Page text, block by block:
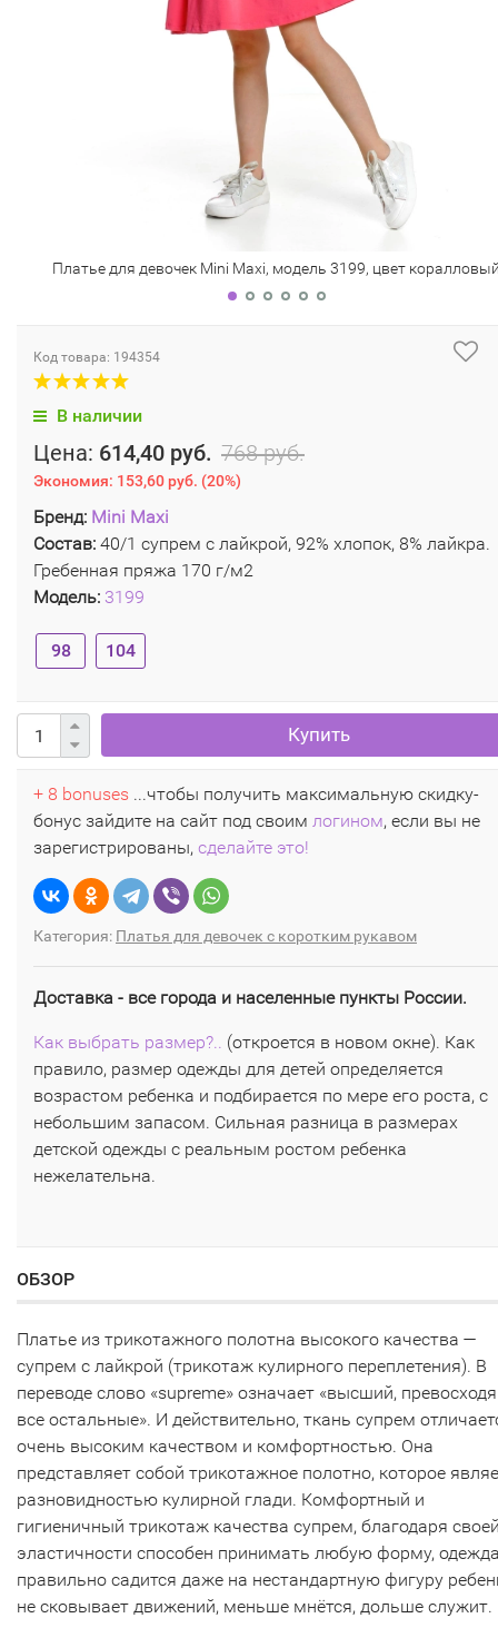
Платье для девочек Mini Maxi, модель 3199, цвет
Код товара: 194354
В наличии
Цена: 614,40 руб. 768 руб.
Экономия: 153,60 руб. (20%)
Бренд: Mini Maxi
Состав: 40/1 супрем с лайкрой, 92% хлопок, 8% лайкра.
Гребенная пряжа 170 г/м2
Модель: 3199
98 104
Купить
+ 8 bonuses ...чтобы получить максимальную скидку-
бонус зайдите на сайт под своим логином, если вы не
зарегистрированы, сделайте это!
Категория: Платья для девочек с коротким рукавом
Доставка - все города и населенные пункты России.
Как выбрать размер?.. (откроется в новом окне). Как
правило, размер одежды для детей определяется
возрастом ребенка и подбирается по мере его роста, с
небольшим запасом. Сильная разница в размерах
детской одежды с реальным ростом ребенка
нежелательна.
ОБЗОР
Платье из трикотажного полотна высокого качества —
супрем с лайкрой (трикотаж кулирного переплетения). В
переводе слово «supreme» означает «высший,
все остальные». И действительно, ткань супрем
очень высоким качеством и комфортностью. Она
представляет собой трикотажное полотно, которое
разновидностью кулирной глади. Комфортный и
гигиеничный трикотаж качества супрем, благодаря
эластичности способен принимать любую форму,
правильно садится даже на нестандартную фигуру
не сковывает движений, меньше мнётся, дольше служит.